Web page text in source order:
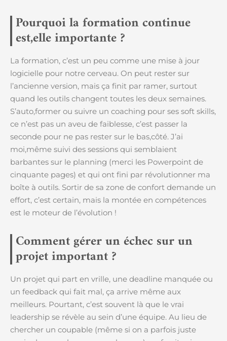
Pourquoi la formation continue
est,elle importante ?
La formation, c’est un peu comme une mise à jour
logicielle pour notre cerveau. On peut rester sur
l’ancienne version, mais ça finit par ramer, surtout
quand les outils changent toutes les deux semaines.
S’auto,former ou suivre un coaching pour ses soft skills,
ce n’est pas un aveu de faiblesse, c’est passer la
seconde pour ne pas rester sur le bas,côté. J’ai
moi,même suivi des sessions qui semblaient
barbantes sur le planning (merci les Powerpoint de
cinquante pages) et qui ont fini par révolutionner ma
boîte à outils. Sortir de sa zone de confort demande un
effort, c’est certain, mais la montée en compétences
est le moteur de l’évolution !
Comment gérer un échec sur un
projet important ?
Un projet qui part en vrille, une deadline manquée ou
un feedback qui fait mal, ça arrive même aux
meilleurs. Pourtant, c’est souvent là que le vrai
leadership se révèle au sein d’une équipe. Au lieu de
chercher un coupable (même si on a parfois juste